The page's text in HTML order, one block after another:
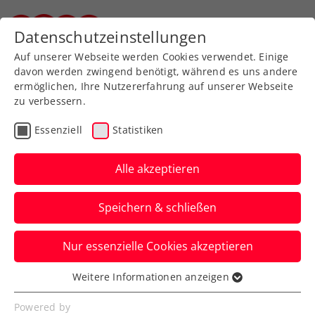
Zurück zur Newsübersicht
Davis Cup
vibe moves you ist
offizieller ÖTV-
Mobilitätspartner
Der ÖTV setzt mit vibe moves you und in
Zusammenarbeit mit BMW Bierbaum auf
Datenschutzeinstellungen
Auf unserer Webseite werden Cookies verwendet. Einige
davon werden zwingend benötigt, während es uns andere
ermöglichen, Ihre Nutzererfahrung auf unserer Webseite
zu verbessern.
Essenziell Statistiken
Alle akzeptieren
Speichern & schließen
Nur essenzielle Cookies akzeptieren
Essenziell
Essenzielle Cookies werden für grundlegende
Weitere Informationen anzeigen
Powered by